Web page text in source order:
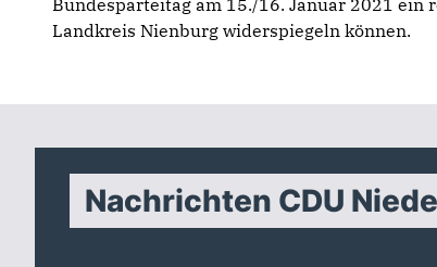
Bundesparteitag am 15./16. Januar 2021
Landkreis Nienburg widerspiegeln können.
Nachrichten CDU